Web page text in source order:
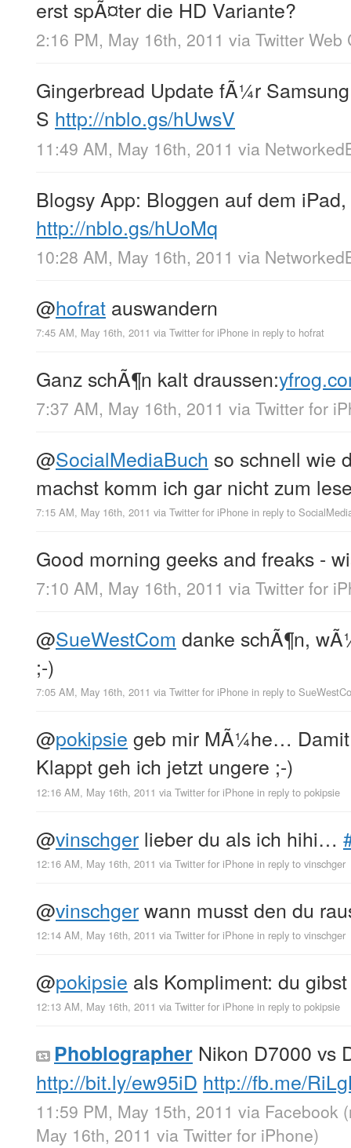
erst spÃ¤ter die HD Variante?
2:16 PM, May 16th, 2011 via Twitter Web
Gingerbread Update fÃ¼r
S http://nblo.gs/hUwsV
11:49 AM, May 16th, 2011 via
Blogsy App: Bloggen auf dem
http://nblo.gs/hUoMq
10:28 AM, May 16th, 2011 via
@hofrat auswandern
7:45 AM, May 16th, 2011 via Twitter for iPhone in reply to hofrat
Ganz schÃ¶n kalt draussen:
7:37 AM, May 16th, 2011 via Twitter for
@SocialMediaBuch so schnell wie
machst komm ich gar nicht zum
7:15 AM, May 16th, 2011 via Twitter for iPhone in reply to
Good morning geeks and freaks -
7:10 AM, May 16th, 2011 via Twitter for
@SueWestCom danke schÃ¶n,
;-)
7:05 AM, May 16th, 2011 via Twitter for iPhone in reply to
@pokipsie geb mir MÃ¼he…
Klappt geh ich jetzt ungere ;-)
12:16 AM, May 16th, 2011 via Twitter for iPhone in reply to pokipsie
@vinschger lieber du als ich hihi…
12:16 AM, May 16th, 2011 via Twitter for iPhone in reply to vinschger
@vinschgerwann musst den du
12:14 AM, May 16th, 2011 via Twitter for iPhone in reply to vinschger
@pokipsie als Kompliment: du
12:13 AM, May 16th, 2011 via Twitter for iPhone in reply to pokipsie
Phoblographer Nikon D7000 vs
http://bit.ly/ew95iD http://fb.me/
11:59 PM, May 15th, 2011 via Facebook
May 16th, 2011 via Twitter for iPhone)